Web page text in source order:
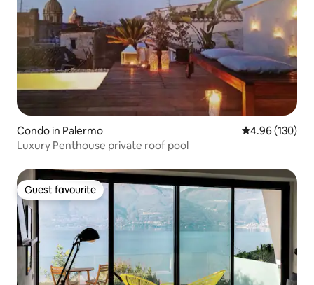
Condo in Palermo 4.96 out of 5
4.96 (130)
Luxury Penthouse private roof pool
Guest favourite
Guest favourite